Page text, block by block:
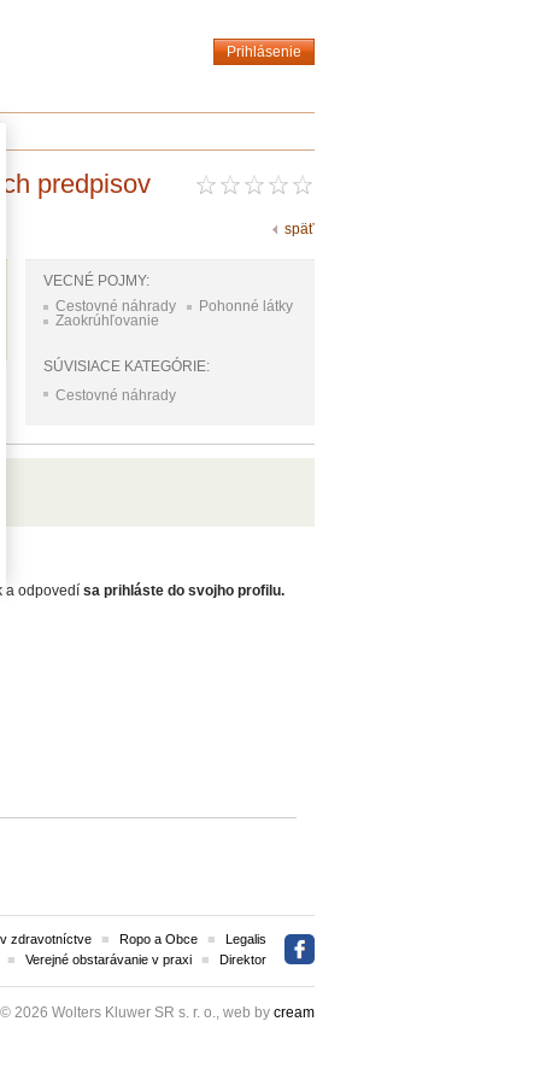
Prihlásenie
predpisov
späť
VECNÉ POJMY:
Cestovné náhrady
Pohonné látky
Zaokrúhľovanie
SÚVISIACE KATEGÓRIE:
Cestovné náhrady
a odpovedí sa prihláste do svojho profilu.
zdravotníctve Ropo a Obce
Legalis
Verejné obstarávanie v praxi Direktor
© 2026 Wolters Kluwer SR s. r. o., web by cream